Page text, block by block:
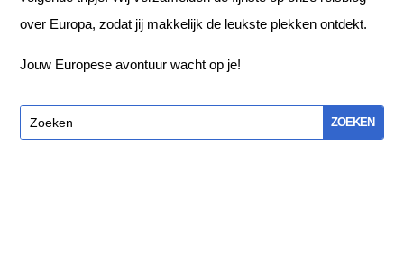
over Europa, zodat jij makkelijk de leukste plekken ontdekt.
Jouw Europese avontuur wacht op je!